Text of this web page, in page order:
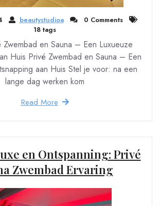
beautystudioa
0 Comments
18 tags
Zwembad en Sauna – Een Luxueuze
Huis Privé Zwembad en Sauna – Een
aan Huis Stel je voor: na een
lange dag werken kom
Read More
en Ontspanning: Privé
Zwembad Ervaring